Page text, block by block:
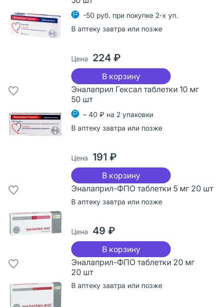
-50 руб. при покупке 2-х уп.
В аптеку завтра или позже
Цена 224 ₽
В корзину
Эналаприл Гексал таблетки 10 мг
50 шт
– 40 ₽ на 2 упаковки
В аптеку завтра или позже
Цена 191 ₽
В корзину
Эналаприл-ФПО таблетки 5 мг 20 шт
В аптеку завтра или позже
Цена 49 ₽
В корзину
Эналаприл-ФПО таблетки 20 мг
20 шт
В аптеку завтра или позже